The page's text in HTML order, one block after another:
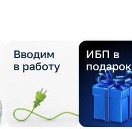
Вводим
в работу
ИБП в
подарок